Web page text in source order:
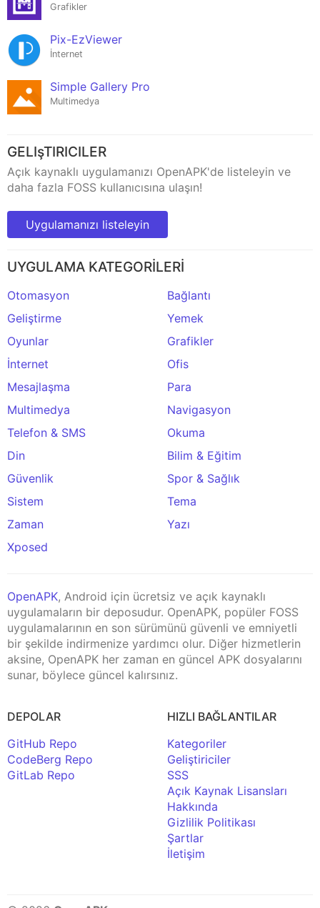
Grafikler
Pix-EzViewer
İnternet
Simple Gallery Pro
Multimedya
GELIşTIRICILER
Açık kaynaklı uygulamanızı OpenAPK'de listeleyin ve
daha fazla FOSS kullanıcısına ulaşın!
Uygulamanızı listeleyin
UYGULAMA KATEGORİLERİ
Otomasyon
Bağlantı
Geliştirme
Yemek
Oyunlar
Grafikler
İnternet
Ofis
Mesajlaşma
Para
Multimedya
Navigasyon
Telefon & SMS
Okuma
Din
Bilim & Eğitim
Güvenlik
Spor & Sağlık
Sistem
Tema
Zaman
Yazı
Xposed
OpenAPK, Android için ücretsiz ve açık kaynaklı
uygulamaların bir deposudur. OpenAPK, popüler FOSS
uygulamalarının en son sürümünü güvenli ve emniyetli
bir şekilde indirmenize yardımcı olur. Diğer hizmetlerin
aksine, OpenAPK her zaman en güncel APK dosyalarını
sunar, böylece güncel kalırsınız.
DEPOLAR
GitHub Repo
CodeBerg Repo
GitLab Repo
HIZLI BAĞLANTILAR
Kategoriler
Geliştiriciler
SSS
Açık Kaynak Lisansları
Hakkında
Gizlilik Politikası
Şartlar
İletişim